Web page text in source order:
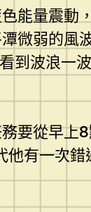
能量震動
微弱的
到波浪一
要從早
有一次